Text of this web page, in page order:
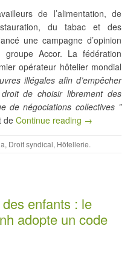
de l’alimentation, de
du tabac et des
une campagne d’opinion
groupe Accor. La fédération
opérateur hôtelier mondial
illégales afin d’empêcher
de choisir librement des
de négociations collectives ”
de Continue reading →
, Droit syndical, Hôtellerie.
enfants : le
adopte un code